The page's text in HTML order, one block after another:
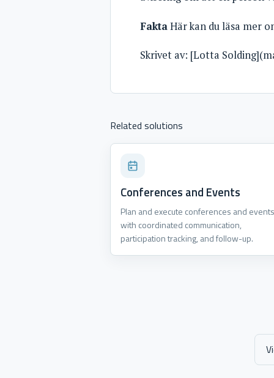
FaktaHär kan du läsa mer
Skrivet av: [Lotta
Related solutions
Conferences and Events
Plan and execute conferences and events
with coordinated communication,
participation tracking, and follow-up.